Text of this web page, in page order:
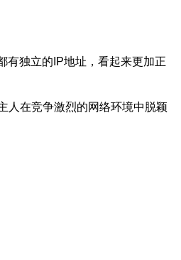
有独立的IP地址，看起来更加正
人在竞争激烈的网络环境中脱颖